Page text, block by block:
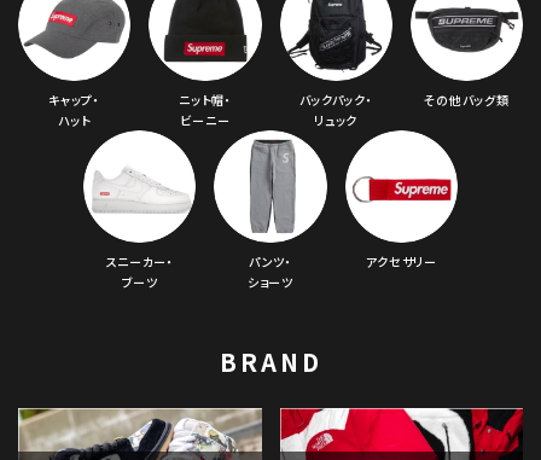
キャップ・
ハット
ニット帽・
ビーニー
バックパック・
リュック
その他バッグ類
スニーカー・
ブーツ
パンツ・
ショーツ
アクセサリー
BRAND